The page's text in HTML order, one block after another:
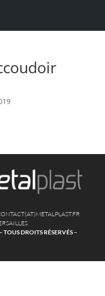
DROITS RÉSERVÉS–